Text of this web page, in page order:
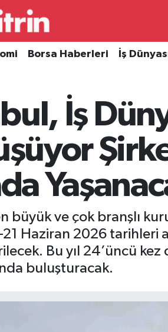
Borsa Haberleri İş
İş
büyük ve çok branşlı
Haziran 2026 tarihleri
Bu yıl 24’üncü
buluşturacak.
Fikstür